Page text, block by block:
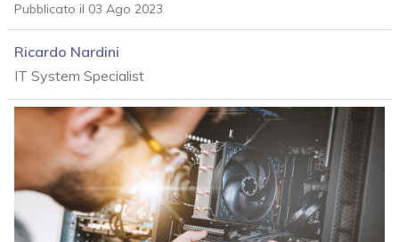
Pubblicato il 03 Ago 2023
Ricardo Nardini
IT System Specialist